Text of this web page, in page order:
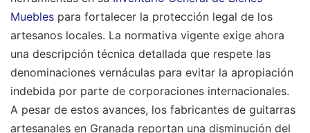
Muebles para fortalecer la protección legal de los
artesanos locales. La normativa vigente exige ahora
una descripción técnica detallada que respete las
denominaciones vernáculas para evitar la apropiación
indebida por parte de corporaciones internacionales.
A pesar de estos avances, los fabricantes de guitarras
artesanales en Granada reportan una disminución del